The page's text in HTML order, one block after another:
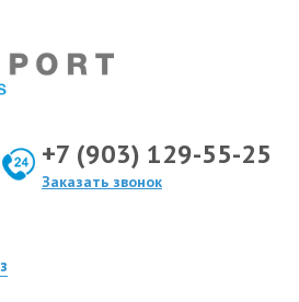
+7 (903) 129-55-25
Заказать звонок